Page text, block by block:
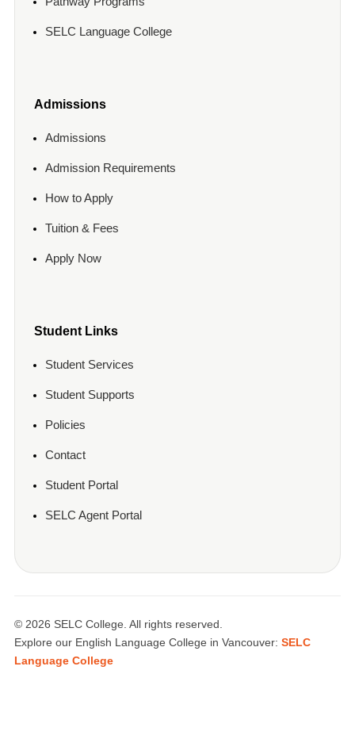
SELC Language College
Admissions
Admissions
Admission Requirements
How to Apply
Tuition & Fees
Apply Now
Student Links
Student Services
Student Supports
Policies
Contact
Student Portal
SELC Agent Portal
© 2026 SELC College. All rights reserved.
Explore our English Language College in Vancouver: SELC
Language College